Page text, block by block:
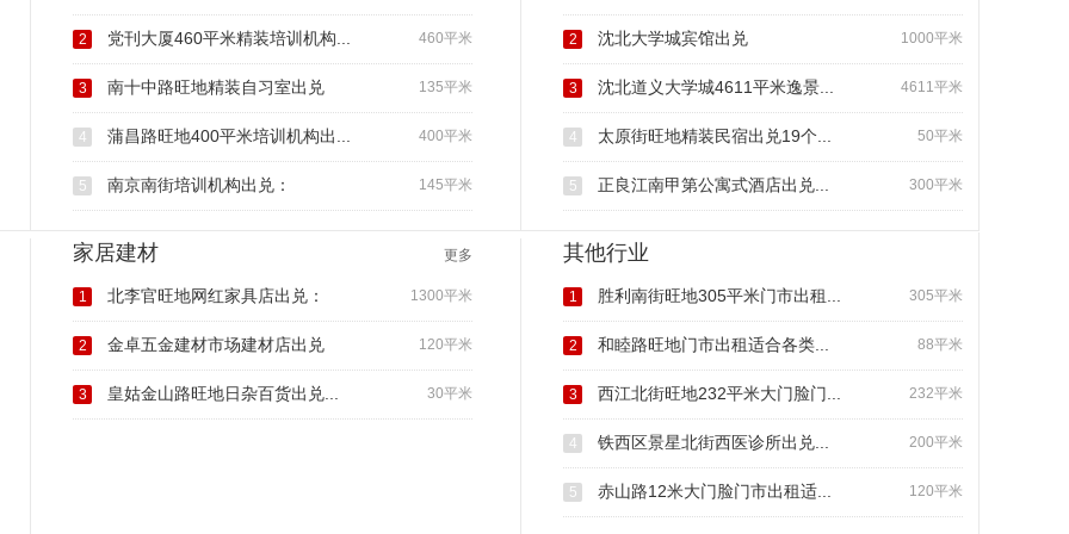
460平米
2 党刊大厦460平米精装培训机构...
135平米
3 南十中路旺地精装自习室出兑
400平米
4 蒲昌路旺地400平米培训机构出...
145平米
5 南京南街培训机构出兑：
1000平米
2 沈北大学城宾馆出兑
4611平米
3 沈北道义大学城4611平米逸景...
50平米
4 太原街旺地精装民宿出兑19个...
300平米
5 正良江南甲第公寓式酒店出兑...
家居建材 更多
1300平米
1 北李官旺地网红家具店出兑：
120平米
2 金卓五金建材市场建材店出兑
30平米
3 皇姑金山路旺地日杂百货出兑...
其他行业
305平米
1 胜利南街旺地305平米门市出租...
88平米
2 和睦路旺地门市出租适合各类...
232平米
3 西江北街旺地232平米大门脸门...
200平米
4 铁西区景星北街西医诊所出兑...
120平米
5 赤山路12米大门脸门市出租适...